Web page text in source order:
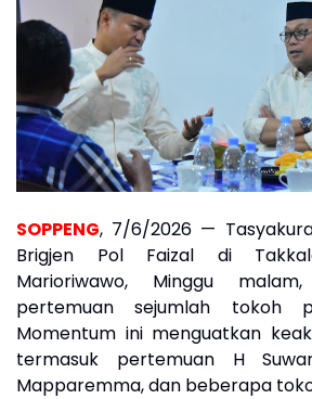
SOPPENG, 7/6/2026 —
Brigjen Pol Faizal di
Marioriwawo, Minggu
pertemuan sejumlah tokoh
Momentum ini menguatkan
termasuk pertemuan H
Mapparemma, dan beberapa